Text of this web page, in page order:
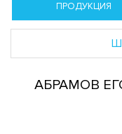
ПРОДУКЦИЯ
АБРАМОВ